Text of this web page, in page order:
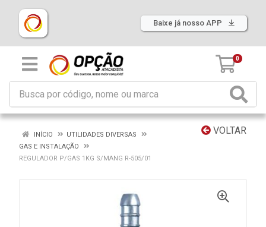
Baixe já nosso APP
0
VOLTAR
INÍCIO
UTILIDADES DIVERSAS
GAS E INSTALAÇÃO
REGULADOR P/GAS 1KG S/MANG R-505/01